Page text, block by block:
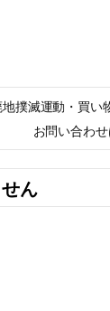
撲滅運動・買い
お問い合わ
ん